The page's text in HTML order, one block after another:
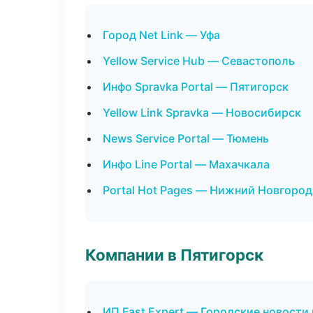
Город Net Link — Уфа
Yellow Service Hub — Севастополь
Инфо Spravka Portal — Пятигорск
Yellow Link Spravka — Новосибирск
News Service Portal — Тюмень
Инфо Line Portal — Махачкала
Portal Hot Pages — Нижний Новгород
Компании в Пятигорск